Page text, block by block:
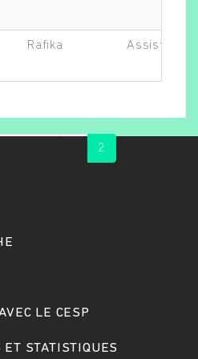
Rafika Assistant.e
2
LE CESP
ET STATISTIQUES